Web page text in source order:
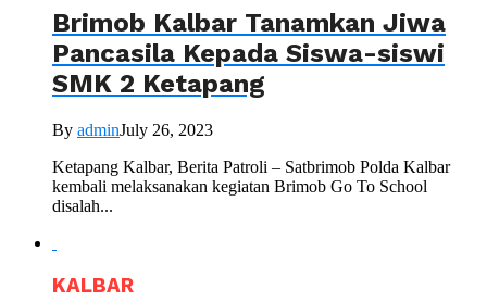
Brimob Kalbar Tanamkan Jiwa
Pancasila Kepada Siswa-siswi
SMK 2 Ketapang
By adminJuly 26, 2023
Ketapang Kalbar, Berita Patroli – Satbrimob Polda Kalbar
kembali melaksanakan kegiatan Brimob Go To School
disalah...
KALBAR